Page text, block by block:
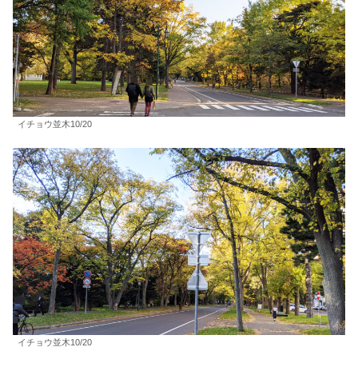
イチョウ並木10/20
イチョウ並木10/20